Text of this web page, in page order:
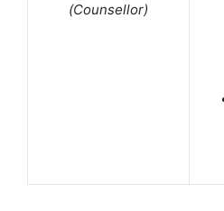
(Counsellor)